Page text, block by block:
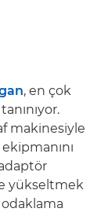
, en çok
tanınıyor.
makinesiyle
yükseltmek